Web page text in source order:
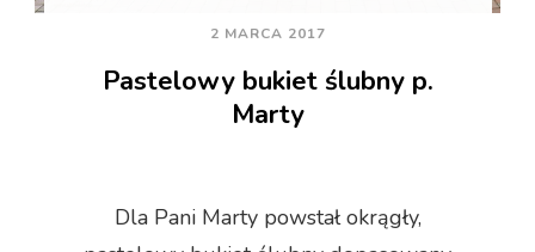
2 MARCA 2017
Pastelowy bukiet ślubny p.
Marty
Dla Pani Marty powstał okrągły,